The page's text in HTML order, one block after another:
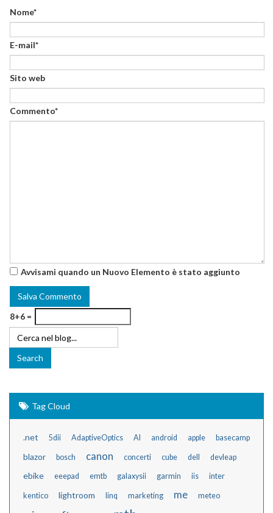
Nome*
E-mail*
Sito web
Commento*
Avvisami quando un Nuovo Elemento è stato aggiunto
8+6 =
Tag Cloud
.net 5dii AdaptiveOptics AI android apple basecamp
blazor bosch canon concerti cube dell devleap
ebike eeepad emtb galaxysii garmin iis inter
kentico lightroom linq marketing me meteo